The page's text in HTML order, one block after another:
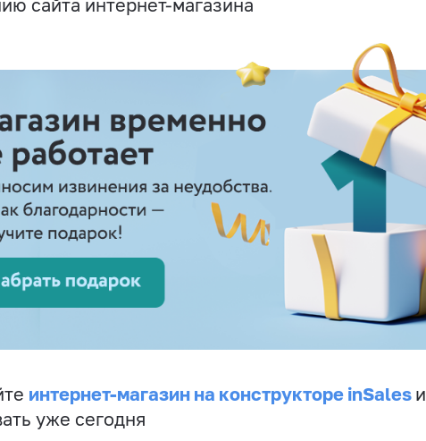
сайта интернет-магазина
интернет-магазин на конструкторе inSales
уже сегодня